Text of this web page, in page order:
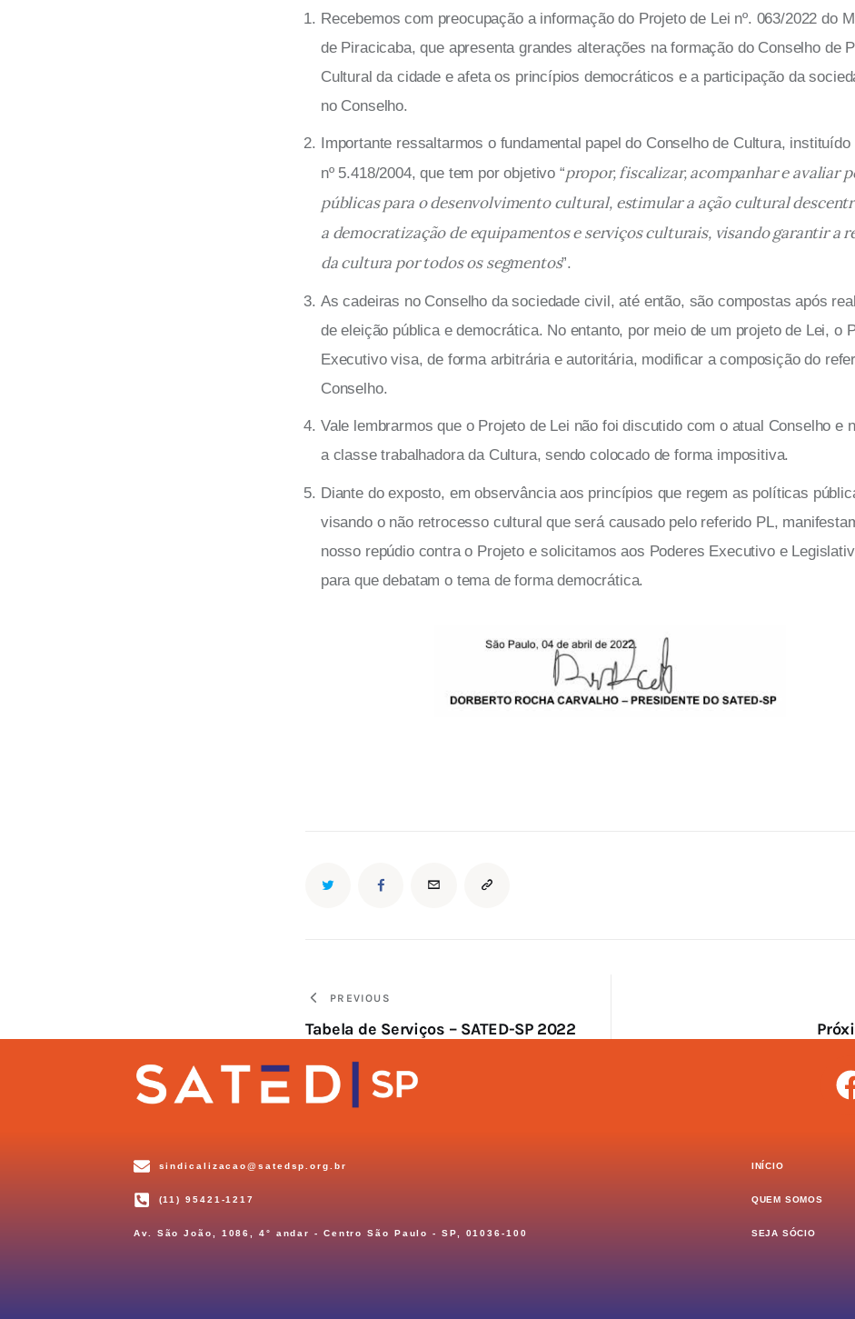
Recebemos com preocupação a informação do Projeto de Lei nº. 063/2022 do
de Piracicaba, que apresenta grandes alterações na formação do Conselho de
Cultural da cidade e afeta os princípios democráticos e a participação da
no Conselho.
Importante ressaltarmos o fundamental papel do Conselho de Cultura, instituído
nº 5.418/2004, que tem por objetivo “propor, fiscalizar, acompanhar e avaliar
públicas para o desenvolvimento cultural, estimular a ação cultural
a democratização de equipamentos e serviços culturais, visando garantir a
da cultura por todos os segmentos”.
As cadeiras no Conselho da sociedade civil, até então, são compostas após
de eleição pública e democrática. No entanto, por meio de um projeto de Lei, o
Executivo visa, de forma arbitrária e autoritária, modificar a composição do
Conselho.
Vale lembrarmos que o Projeto de Lei não foi discutido com o atual Conselho e
a classe trabalhadora da Cultura, sendo colocado de forma impositiva.
Diante do exposto, em observância aos princípios que regem as políticas
visando o não retrocesso cultural que será causado pelo referido PL,
nosso repúdio contra o Projeto e solicitamos aos Poderes Executivo e
para que debatam o tema de forma democrática.
PREVIOUS
Tabela de Serviços – SATED-SP 2022
sindicalizacao@satedsp.org.br
(11) 95421-1217
Av. São João, 1086, 4° andar - Centro São Paulo - SP, 01036-100
INÍCIO
QUEM SOMOS
SEJA SÓCIO